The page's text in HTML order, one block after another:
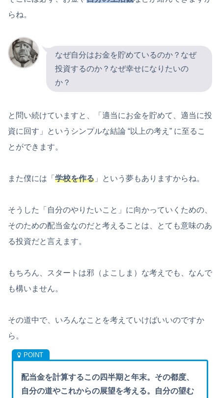
らね。
なぜ自分はお金を貯めているのか？なぜ
投資するのか？なぜ幸せになりたいの
か？
と問い続けていますと、「適当にお金を貯めて、適当に投
資に回す」というシンプルな結論 “以上の考え” に至るこ
とができます。
また僕には「 学校を作る 」という夢もありますからね。
そうした「自分のやりたいこと」に向かっていくための、
そのための配当金なのだと考えることは、とても意味のあ
る投資だと言えます。
もちろん、スタートは邪（よこしま）な考えでも、なんで
も構いません。
その道中で、いろんなことを考えていけばいいのですか
ら。
配当金を計算するこの四半期と年末。その都度、
自分の道やこれからの展望を考える。自分の望む